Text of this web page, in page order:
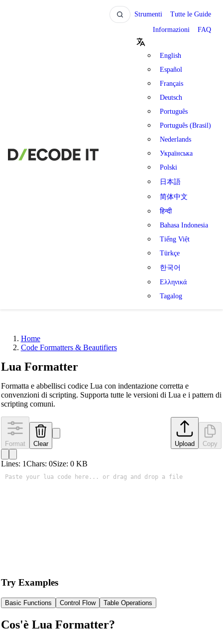
Strumenti Tutte le Guide
Informazioni FAQ
English
Español
Français
Deutsch
Português
Português (Brasil)
Nederlands
Українська
Polski
日本語
简体中文
हिन्दी
Bahasa Indonesia
Tiếng Việt
Türkçe
한국어
Ελληνικά
Tagalog
Home
Code Formatters & Beautifiers
Lua Formatter
Formatta e abbellisci codice Lua con indentazione corretta e
convenzioni di scripting. Supporta tutte le versioni di Lua e i pattern di
scripting comuni.
Format Clear Upload Copy
Lines: 1Chars: 0Size: 0KB
Try Examples
Basic Functions Control Flow Table Operations
Cos'è Lua Formatter?